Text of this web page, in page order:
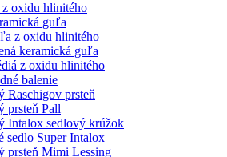
oxidu hlinitého
guľa
z oxidu hlinitého
keramická guľa
z oxidu hlinitého
balenie
Raschigov prsteň
prsteň Pall
Intalox sedlový krúžok
sedlo Super Intalox
prsteň Mimi Lessing